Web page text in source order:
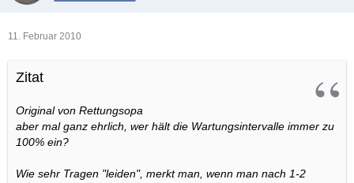
11. Februar 2010
Zitat
Original von Rettungsopa
aber mal ganz ehrlich, wer hält die Wartungsintervalle immer zu
100% ein?
Wie sehr Tragen "leiden", merkt man, wenn man nach 1-2